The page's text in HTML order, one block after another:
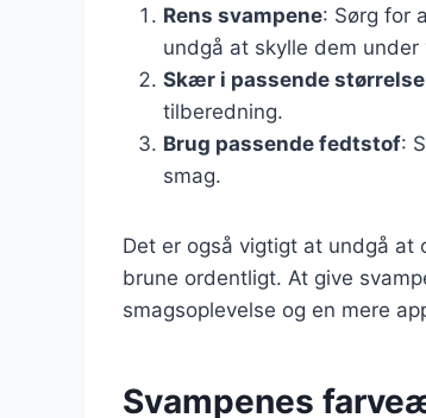
Rens svampene: Sørg for
undgå at skylle dem
Skær i passende
tilberedning.
Brug passende fedtstof:
smag.
Det er også vigtigt at undgå
brune ordentligt. At give
smagsoplevelse og en mere
Svampenes